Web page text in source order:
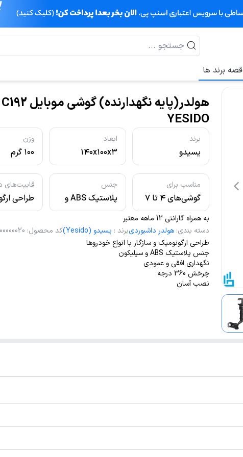
قصه برند ها
YESIDO
برند
یسیدو
ابعاد
۱۴۰x۱۰۰x۳
میلی‌متر
وزن
۱۰۰ گرم
مناسب برای
گوشی‌های ۴ تا ۷
اینچی
جنس
پلاستیک ABS و
سیلیکون
قابیت‌های
طراحی
و سازگار
افقی و
به همراه گارانتی 12 ماهه معتبر
دسته بندی: هولدر داشبوردیبرند : یسیدو (Yesido) کد محصول:
طراحی ارگونومیک و سازگار با انواع خودروها
جنس پلاستیک ABS و سیلیکون
نگهداری افقی و عمودی
چرخش 360 درجه
نصب آسان